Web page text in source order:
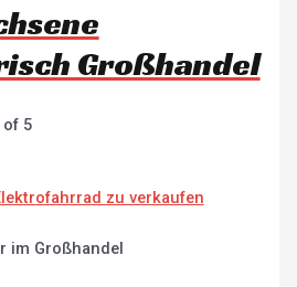
Großhandel
5
im Großhandel